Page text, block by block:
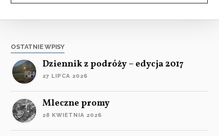
OSTATNIE WPISY
Dziennik z podróży – edycja 2017
27 LIPCA 2026
Mleczne promy
28 KWIETNIA 2026